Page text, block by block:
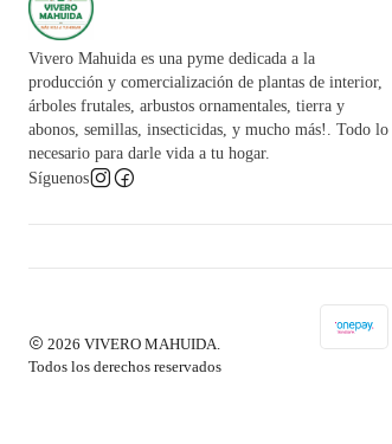
Vivero Mahuida es una pyme dedicada a la
producción y comercialización de plantas de interior,
árboles frutales, arbustos ornamentales, tierra y
abonos, semillas, insecticidas, y mucho más!. Todo lo
necesario para darle vida a tu hogar.
Síguenos
2026 VIVERO MAHUIDA.
Todos los derechos reservados